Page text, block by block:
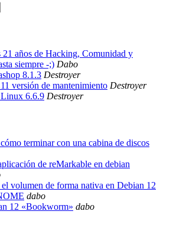
21 años de Hacking, Comunidad y
siempre -;) Dabo
8.1.3 Destroyer
versión de mantenimiento Destroyer
6.6.9 Destroyer
terminar con una cabina de discos
de reMarkable en debian
volumen de forma nativa en Debian 12
dabo
12 «Bookworm» dabo